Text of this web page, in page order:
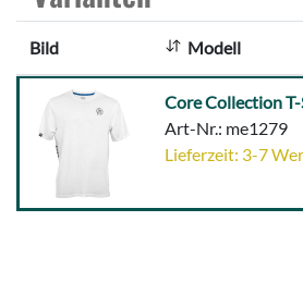
Bild Modell
Core
Collection
Shirt
White
Core Collection
Art-Nr.: me1279
Lieferzeit: 3-7